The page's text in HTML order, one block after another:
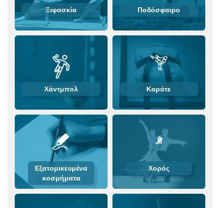
Ξιφασκία Ποδόσφαιρο
Χάντμπολ Καράτε
Εξατομικευμένα
κοσμήματα
Χορός